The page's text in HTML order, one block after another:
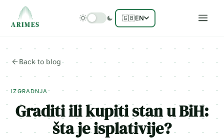
ARIMES
🇬🇧EN
Back to blog
IZGRADNJA
Graditi ili kupiti stan u BiH:
šta je isplativije?